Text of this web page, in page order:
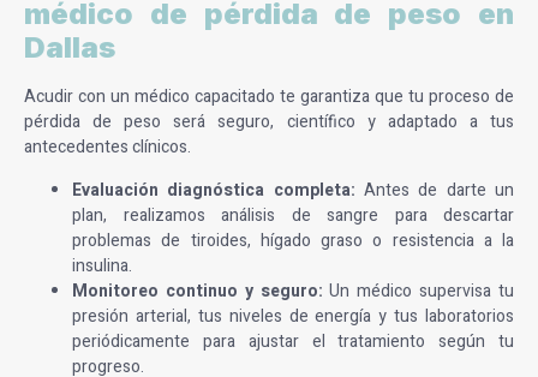
médico de pérdida de peso en
Dallas
Acudir con un médico capacitado te garantiza que tu proceso de
pérdida de peso será seguro, científico y adaptado a tus
antecedentes clínicos.
Evaluación diagnóstica completa: Antes de darte un
plan, realizamos análisis de sangre para descartar
problemas de tiroides, hígado graso o resistencia a la
insulina.
Monitoreo continuo y seguro: Un médico supervisa tu
presión arterial, tus niveles de energía y tus laboratorios
periódicamente para ajustar el tratamiento según tu
progreso.